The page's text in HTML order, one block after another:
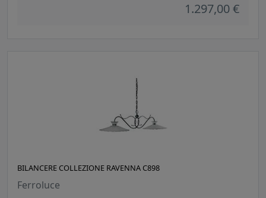
1.297,00 €
BILANCERE COLLEZIONE RAVENNA C898
Ferroluce